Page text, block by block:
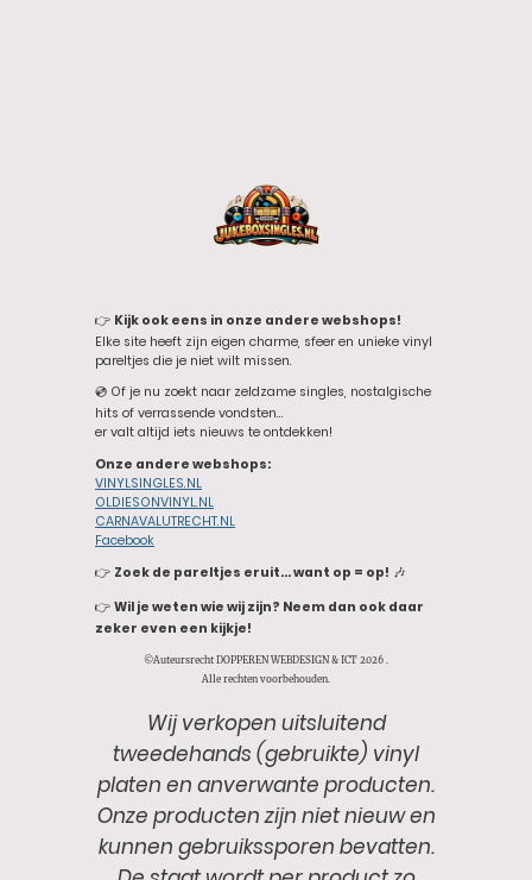
👉 Kijk ook eens in onze andere webshops!
Elke site heeft zijn eigen charme, sfeer en unieke vinyl
pareltjes die je niet wilt missen.
💿 Of je nu zoekt naar zeldzame singles, nostalgische
hits of verrassende vondsten…
er valt altijd iets nieuws te ontdekken!
Onze andere webshops:
VINYLSINGLES.NL
OLDIESONVINYL.NL
CARNAVALUTRECHT.NL
Facebook
👉 Zoek de pareltjes eruit… want op = op! 🎶
👉 Wil je weten wie wij zijn? Neem dan ook daar
zeker even een kijkje!
©Auteursrecht DOPPEREN WEBDESIGN & ICT 2026 .
Alle rechten voorbehouden.
Wij verkopen uitsluitend
tweedehands (gebruikte) vinyl
platen en anverwante producten.
Onze producten zijn niet nieuw en
kunnen gebruikssporen bevatten.